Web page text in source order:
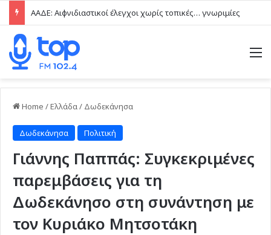
ΑΑΔΕ: Αιφνιδιαστικοί έλεγχοι χωρίς τοπικές… γνωριμίες
Home /Ελλάδα/ Δωδεκάνησα
Δωδεκάνησα Πολιτική
Γιάννης Παππάς: Συγκεκριμένες
παρεμβάσεις για τη
Δωδεκάνησο στη συνάντηση με
τον Κυριάκο Μητσοτάκη